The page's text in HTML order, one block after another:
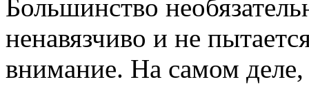
Большинство
ненавязчиво и не
внимание. На самом